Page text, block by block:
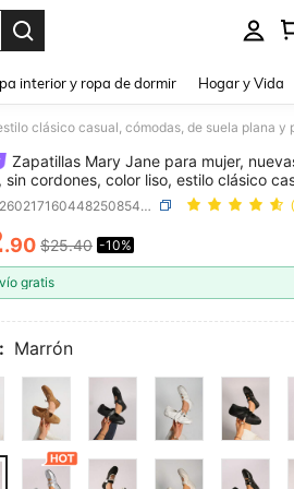
interior y ropa de dormir Hogar y Vida
Zapatillas Mary Jane para mujer,
sin cordones, color liso, estilo clásico
de suela plana y punta cuadrada,
y oficina
SKU: sx260217160448250854794
AND
.90 $25.40 -10%
gratis
Marrón